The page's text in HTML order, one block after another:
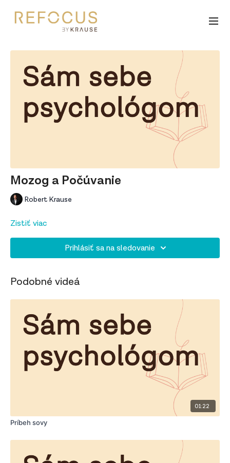
Mozog a Počúvanie
Robert Krause
Zistiť viac
Prihlásiť sa na sledovanie
Podobné videá
01:22
Príbeh sovy